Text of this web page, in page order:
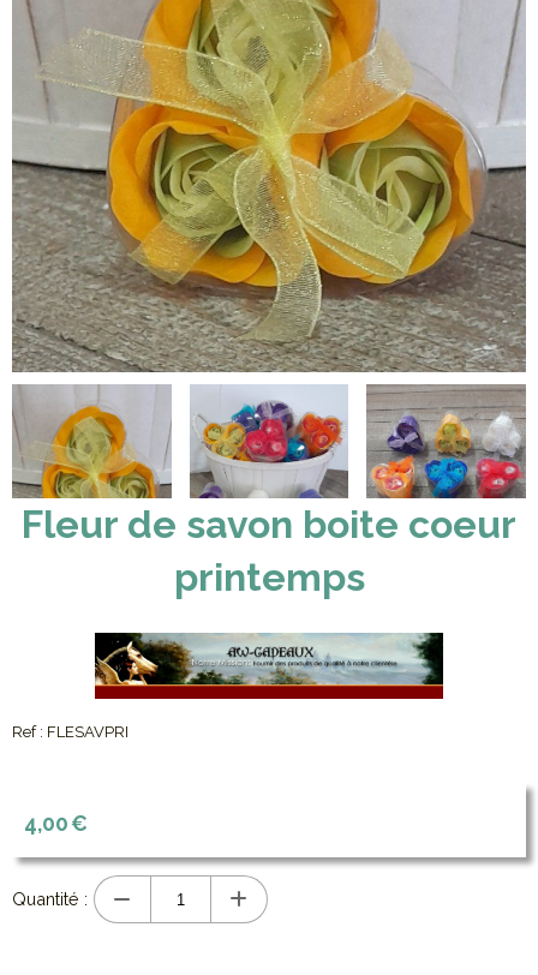
Fleur de savon boite coeur
printemps
Ref : FLESAVPRI
4,00€
Quantité :